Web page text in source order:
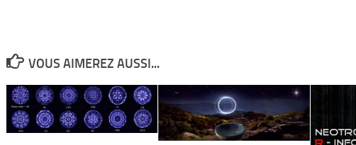
VOUS AIMEREZ AUSSI...